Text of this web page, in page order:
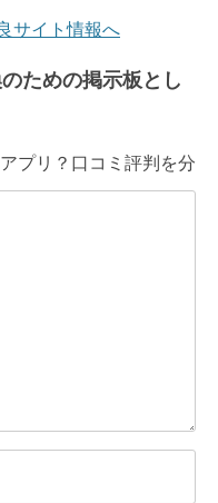
サイト情報へ
ための掲示板とし
プリ？口コミ評判を分